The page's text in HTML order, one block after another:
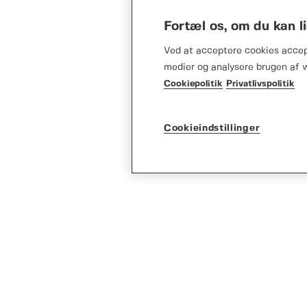
Fortæl os, om du kan
Ved at acceptere cookies
medier og analysere brugen af
Cookiepolitik Privatlivspolitik
Cookieindstillinger